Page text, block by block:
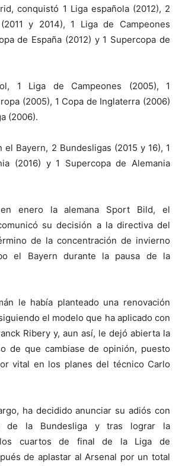
conquistó 1 Liga española (2012), 2
y 2014), 1 Liga de Campeones
de España (2012) y 1 Supercopa de
1 Liga de Campeones (2005), 1
(2005), 1 Copa de Inglaterra (2006)
(2006).
el Bayern, 2 Bundesligas (2015 y 16), 1
(2016) y 1 Supercopa de Alemania
enero la alemana Sport Bild, el
su decisión a la directiva del
de la concentración de invierno
el Bayern durante la pausa de la
le había planteado una renovación
el modelo que ha aplicado con
Ribery y, aun así, le dejó abierta la
de que cambiase de opinión, puesto
vital en los planes del técnico Carlo
ha decidido anunciar su adiós con
de la Bundesliga y tras lograr la
cuartos de final de la Liga de
de aplastar al Arsenal por un total